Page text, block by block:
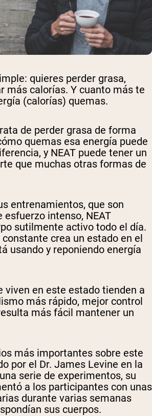
quieres perder grasa,
más calorías. Y cuanto más te
(calorías) quemas.
de perder grasa de forma
quemas esa energía puede
y NEAT puede tener un
que muchas otras formas de
entrenamientos, que son
esfuerzo intenso, NEAT
sutilmente activo todo el día.
crea un estado en el
usando y reponiendo energía
viven en este estado tienden a
más rápido, mejor control
más fácil mantener un
más importantes sobre este
por el Dr. James Levine en la
serie de experimentos, su
a los participantes con unas
durante varias semanas
sus cuerpos.